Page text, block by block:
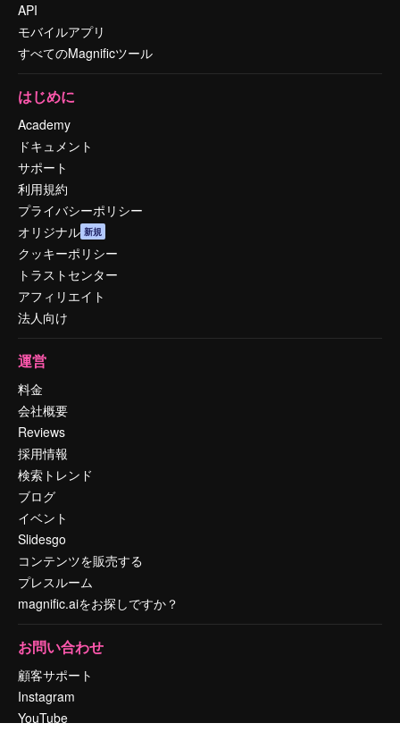
API
モバイルアプリ
すべてのMagnificツール
はじめに
Academy
ドキュメント
サポート
利用規約
プライバシーポリシー
オリジナル 新規
クッキーポリシー
トラストセンター
アフィリエイト
法人向け
運営
料金
会社概要
Reviews
採用情報
検索トレンド
ブログ
イベント
Slidesgo
コンテンツを販売する
プレスルーム
magnific.aiをお探しですか？
お問い合わせ
顧客サポート
Instagram
YouTube